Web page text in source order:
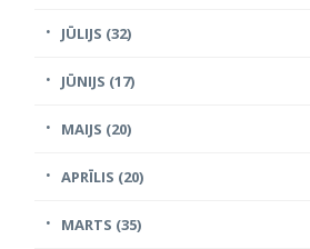
JŪLIJS (32)
JŪNIJS (17)
MAIJS (20)
APRĪLIS (20)
MARTS (35)